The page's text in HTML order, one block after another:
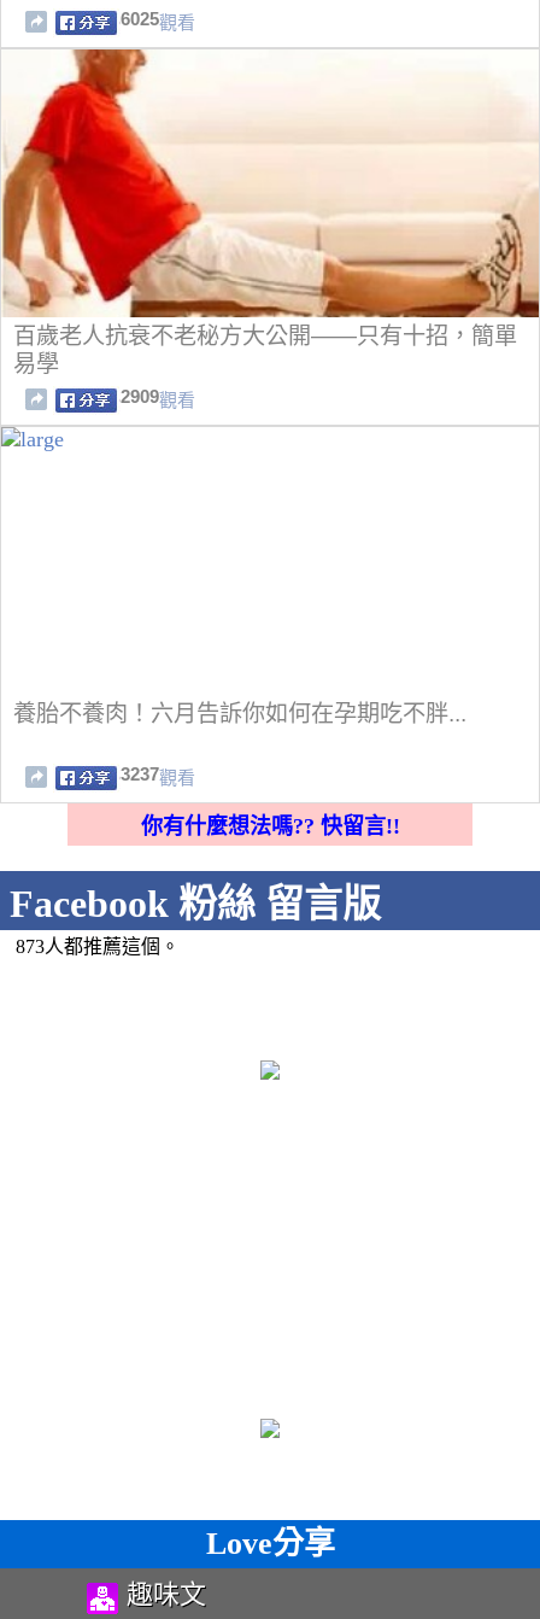
6025觀看
百歲老人抗衰不老秘方大公開——只有十招，簡單
易學
2909觀看
養胎不養肉！六月告訴你如何在孕期吃不胖...
3237觀看
你有什麼想法嗎?? 快留言!!
Facebook 粉絲 留言版
873人都推薦這個。
Love分享
趣味文